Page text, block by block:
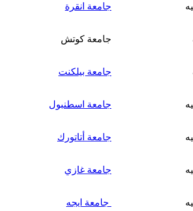
جامعة انقرة
جامعة كوتش
جامعة بيلكنت
جامعة اسطنبول
جامعة أتاتورك
جامعة غازي
جامعة ايجه